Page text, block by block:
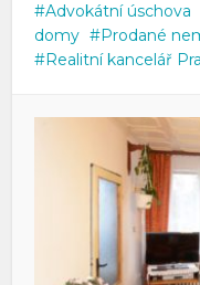
Advokátní úschova
domy
Prodané
Realitní kancelář